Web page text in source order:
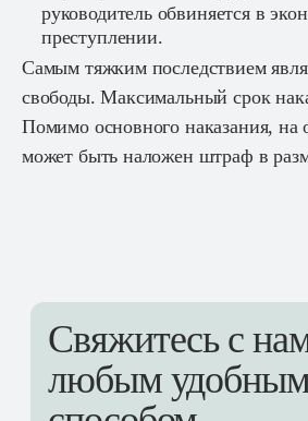
руководитель обвиняется в
преступлении.
Самым тяжким последствием
свободы. Максимальный срок
Помимо основного наказания, на
может быть наложен штраф в
Свяжитесь с
любым